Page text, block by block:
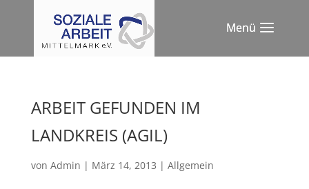
ARBEIT GEFUNDEN IM
LANDKREIS (AGIL)
von Admin | März 14, 2013 | Allgemein